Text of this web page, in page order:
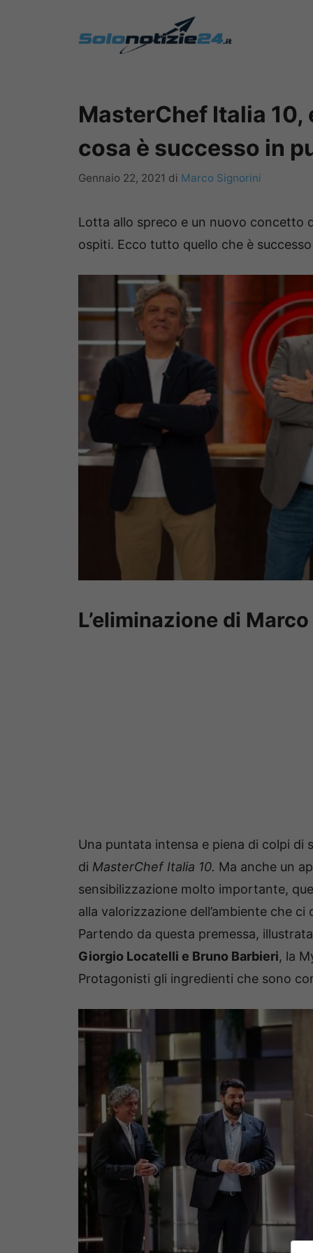
MasterChef Italia
cosa è successo in
Gennaio 22, 2021 di Marco Signorini
Lotta allo spreco e un nuovo concetto
ospiti. Ecco tutto quello che è
L’eliminazione di Marco
Una puntata intensa e piena di colpi di
di MasterChef Italia 10. Ma anche un
sensibilizzazione molto importante,
alla valorizzazione dell’ambiente che
Partendo da questa premessa,
Giorgio Locatelli e Bruno Barbieri, la
Protagonisti gli ingredienti che sono